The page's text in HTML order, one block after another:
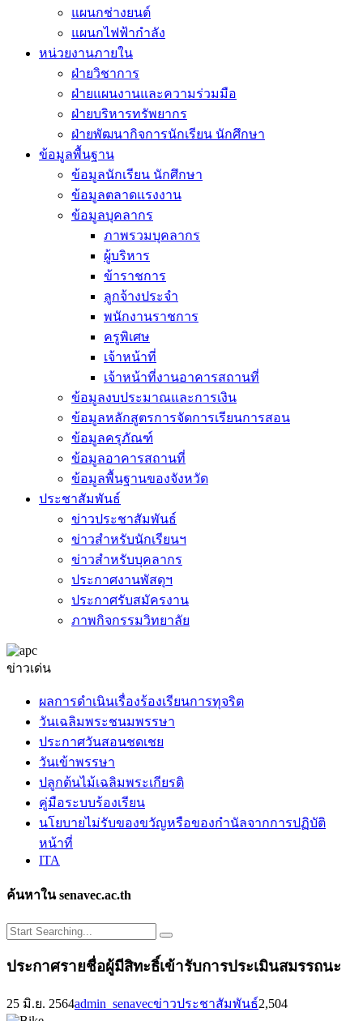
แผนกช่างยนต์
แผนกไฟฟ้ากำลัง
หน่วยงานภายใน
ฝ่ายวิชาการ
ฝ่ายแผนงานและความร่วมมือ
ฝ่ายบริหารทรัพยากร
ฝ่ายพัฒนากิจการนักเรียน นักศึกษา
ข้อมูลพื้นฐาน
ข้อมูลนักเรียน นักศึกษา
ข้อมูลตลาดแรงงาน
ข้อมูลบุคลากร
ภาพรวมบุคลากร
ผู้บริหาร
ข้าราชการ
ลูกจ้างประจำ
พนักงานราชการ
ครูพิเศษ
เจ้าหน้าที่
เจ้าหน้าที่งานอาคารสถานที่
ข้อมูลงบประมาณและการเงิน
ข้อมูลหลักสูตรการจัดการเรียนการสอน
ข้อมูลครุภัณฑ์
ข้อมูลอาคารสถานที่
ข้อมูลพื้นฐานของจังหวัด
ประชาสัมพันธ์
ข่าวประชาสัมพันธ์
ข่าวสำหรับนักเรียนฯ
ข่าวสำหรับบุคลากร
ประกาศงานพัสดุฯ
ประกาศรับสมัครงาน
ภาพกิจกรรมวิทยาลัย
ข่าวเด่น
ผลการดำเนินเรื่องร้องเรียนการทุจริต
วันเฉลิมพระชนมพรรษา
ประกาศวันสอนชดเชย
วันเข้าพรรษา
ปลูกต้นไม้เฉลิมพระเกียรติ
คู่มือระบบร้องเรียน
นโยบายไม่รับของขวัญหรือของกำนัลจากการปฏิบัติ
หน้าที่
ITA
ค้นหาใน senavec.ac.th
ประกาศรายชื่อผู้มีสิทะธิ์เข้ารับการประเมินสมรรถนะ
25 มิ.ย. 2564admin_senavecข่าวประชาสัมพันธ์2,504